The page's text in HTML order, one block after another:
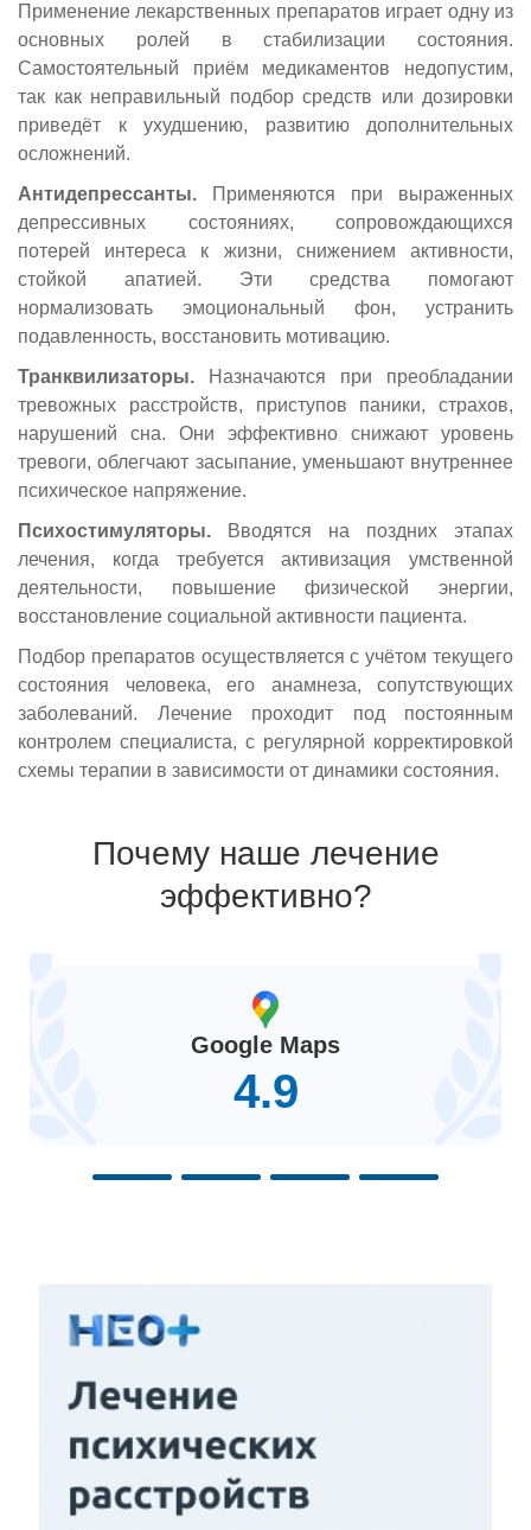
Применение лекарственных препаратов играет одну из
основных ролей в стабилизации состояния.
Самостоятельный приём медикаментов недопустим,
так как неправильный подбор средств или дозировки
приведёт к ухудшению, развитию дополнительных
осложнений.
Антидепрессанты.
Применяются при выраженных
депрессивных состояниях, сопровождающихся
потерей интереса к жизни, снижением активности,
стойкой апатией. Эти средства помогают
нормализовать эмоциональный фон, устранить
подавленность, восстановить мотивацию.
Транквилизаторы. Назначаются при преобладании
тревожных расстройств, приступов паники, страхов,
нарушений сна. Они эффективно снижают уровень
тревоги, облегчают засыпание, уменьшают внутреннее
психическое напряжение.
Психостимуляторы.
Вводятся на поздних этапах
лечения, когда требуется активизация умственной
деятельности, повышение физической энергии,
восстановление социальной активности пациента.
Подбор препаратов осуществляется с учётом текущего
состояния человека, его анамнеза, сопутствующих
заболеваний. Лечение проходит под постоянным
контролем специалиста, с регулярной корректировкой
схемы терапии в зависимости от динамики состояния.
Почему наше лечение
эффективно?
Google Maps
4.9